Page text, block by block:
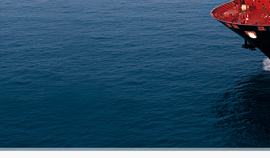
了解更多